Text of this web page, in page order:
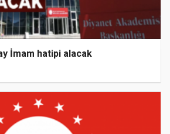
İmam hatipi alacak